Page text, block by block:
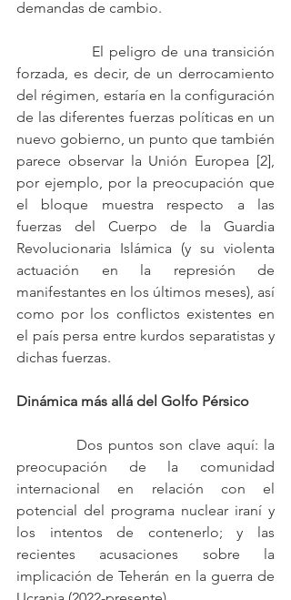
demandas de cambio.
forzada, es decir, de un derrocamiento
del régimen, estaría en la configuración
de las diferentes fuerzas políticas en un
nuevo gobierno, un punto que también
parece observar la Unión Europea [2],
por ejemplo, por la preocupación que
el bloque muestra respecto a las
fuerzas del Cuerpo de la Guardia
Revolucionaria Islámica (y su violenta
actuación en la represión de
manifestantes en los últimos meses), así
como por los conflictos existentes en
el país persa entre kurdos separatistas y
dichas fuerzas.
Dinámica más allá del Golfo Pérsico
preocupación de la comunidad
internacional en relación con el
potencial del programa nuclear iraní y
los intentos de contenerlo; y las
recientes acusaciones sobre la
implicación de Teherán en la guerra de